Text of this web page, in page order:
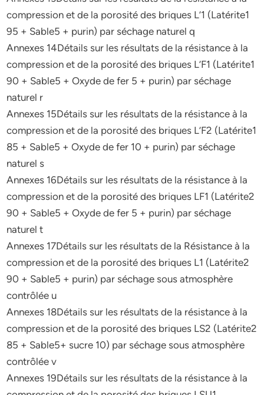
compression et de la porosité des briques L’1 (Latérite1
95 + Sable5 + purin) par séchage naturel q
Annexes 14Détails sur les résultats de la résistance à la
compression et de la porosité des briques L’F1 (Latérite1
90 + Sable5 + Oxyde de fer 5 + purin) par séchage
naturel r
Annexes 15Détails sur les résultats de la résistance à la
compression et de la porosité des briques L’F2 (Latérite1
85 + Sable5 + Oxyde de fer 10 + purin) par séchage
naturel s
Annexes 16Détails sur les résultats de la résistance à la
compression et de la porosité des briques LF1 (Latérite2
90 + Sable5 + Oxyde de fer 5 + purin) par séchage
naturel t
Annexes 17Détails sur les résultats de la Résistance à la
compression et de la porosité des briques L1 (Latérite2
90 + Sable5 + purin) par séchage sous atmosphère
contrôlée u
Annexes 18Détails sur les résultats de la résistance à la
compression et de la porosité des briques LS2 (Latérite2
85 + Sable5+ sucre 10) par séchage sous atmosphère
contrôlée v
Annexes 19Détails sur les résultats de la résistance à la